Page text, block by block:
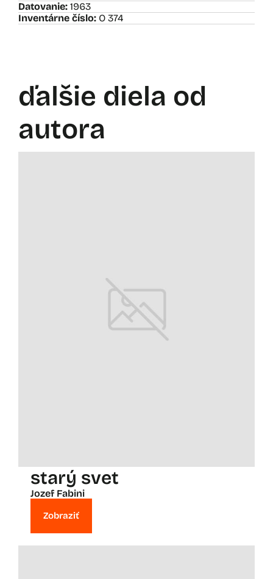
Datovanie: 1963
Inventárne číslo: O 374
ďalšie diela od
autora
starý svet
Jozef Fabini
Zobraziť